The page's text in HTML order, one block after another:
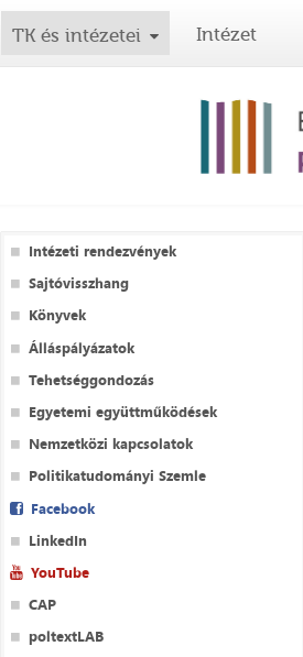
TK és intézetei Intézet
Intézeti rendezvények
Sajtóvisszhang
Könyvek
Álláspályázatok
Tehetséggondozás
Egyetemi együttműködések
Nemzetközi kapcsolatok
Politikatudományi Szemle
Facebook
LinkedIn
YouTube
CAP
poltextLAB